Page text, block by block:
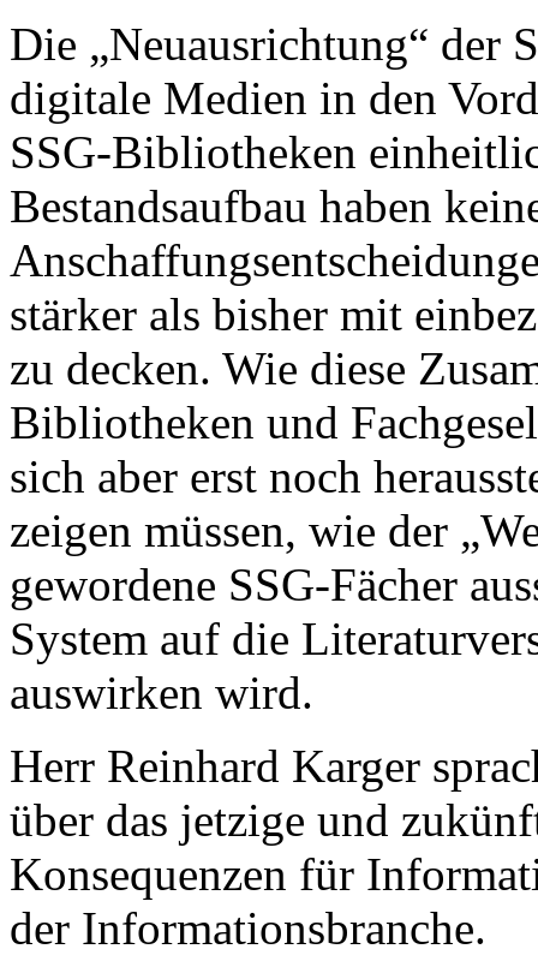
Die „Neuausrichtung“ der
digitale Medien in den
SSG-Bibliotheken
Bestandsaufbau haben
stärker als bisher mit
zu decken. Wie diese
Bibliotheken und
sich aber erst noch
zeigen müssen, wie der
gewordene SSG-Fächer
System auf die
auswirken wird.
Herr Reinhard Karger
über das jetzige und
Konsequenzen für
der Informationsbranche.